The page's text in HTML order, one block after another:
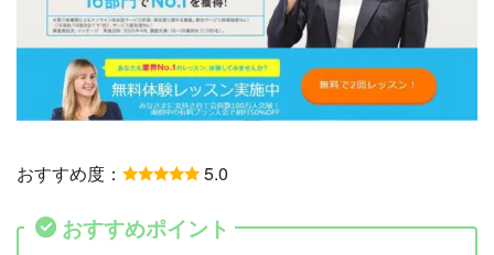
おすすめ度： 5.0
おすすめポイント